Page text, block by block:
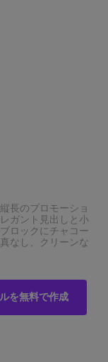
長のプロモーショ
ガント見出しと小
ロックにチャコー
なし、クリーンな
を無料で作成